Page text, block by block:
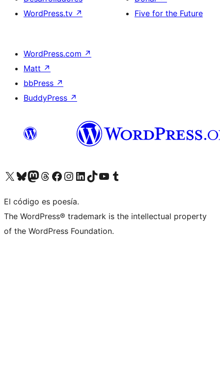
WordPress.tv ↗
Five for the Future
WordPress.com ↗
Matt ↗
bbPress ↗
BuddyPress ↗
Visita nuestra cuenta de X (anteriormente Twitter)
Visita nuestra cuenta de Bluesky
Visita nuestra cuenta de Mastodon
Visita nuestra cuenta de Threads
Visita nuestra página de Facebook
Visita nuestra cuenta de Instagram
Visita nuestra cuenta de LinkedIn
Visita nuestra cuenta de TikTok
Visita nuestro canal de YouTube
Visita nuestra cuenta de Tumblr
El código es poesía.
The WordPress® trademark is the intellectual property
of the WordPress Foundation.